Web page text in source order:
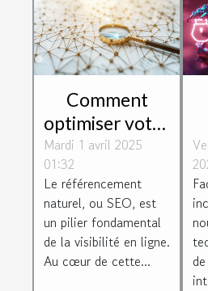
Comment
optimiser votre
SEO avec des
stratégies
d'achat de liens
efficaces
Mardi 1 avril 2025
01:32
Le référencement
naturel, ou SEO, est
un pilier fondamental
de la visibilité en ligne.
Au cœur de cette...